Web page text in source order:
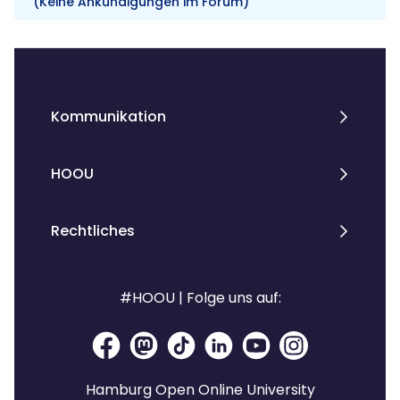
Kommunikation
HOOU
Rechtliches
#HOOU | Folge uns auf:
Hamburg Open Online University